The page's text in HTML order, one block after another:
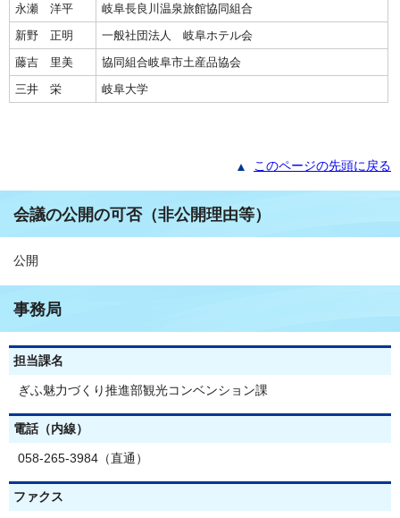
永瀬 洋平
岐阜長良川温泉旅館協同組合
新野 正明
一般社団法人 岐阜ホテル会
藤吉 里美
協同組合岐阜市土産品協会
三井 栄
岐阜大学
このページの先頭に戻る
会議の公開の可否（非公開理由等）
公開
事務局
担当課名
ぎふ魅力づくり推進部観光コンベンション課
電話（内線）
058-265-3984（直通）
ファクス